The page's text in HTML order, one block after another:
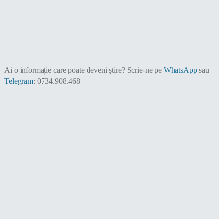
Ai o informație care poate deveni ştire? Scrie-ne pe WhatsAppsau
Telegram: 0734.908.468